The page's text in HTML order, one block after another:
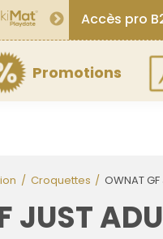
Accès pro
Promotions
Croquettes OWNAT
JUST